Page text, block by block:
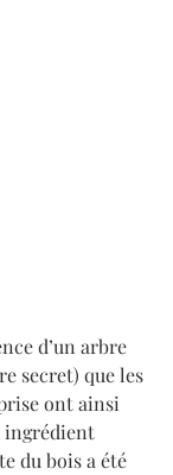
d’un arbre
secret) que les
ont ainsi
ingrédient
du bois a été